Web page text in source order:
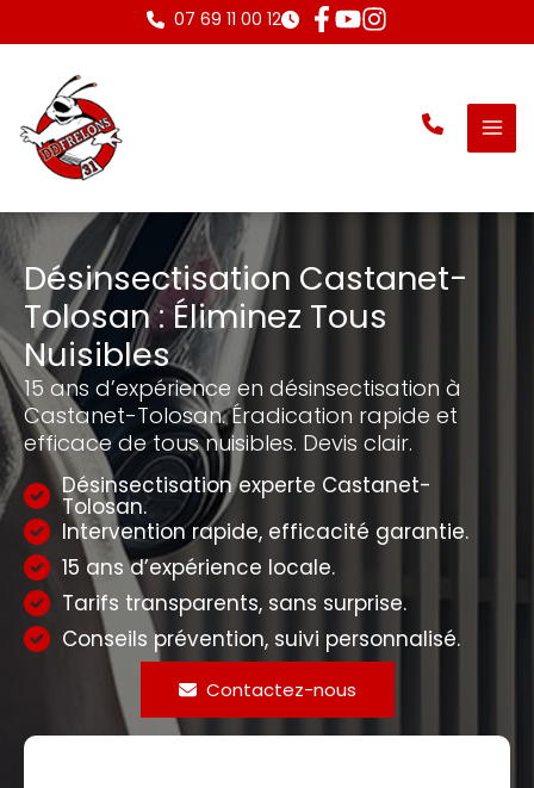
au
contenu
07 69 11 00 12
Désinsectisation Castanet-
Tolosan : Éliminez Tous
Nuisibles
15 ans d’expérience en désinsectisation à
Castanet-Tolosan. Éradication rapide et
efficace de tous nuisibles. Devis clair.
Désinsectisation experte Castanet-
Tolosan.
Intervention rapide, efficacité garantie.
15 ans d’expérience locale.
Tarifs transparents, sans surprise.
Conseils prévention, suivi personnalisé.
Contactez-nous